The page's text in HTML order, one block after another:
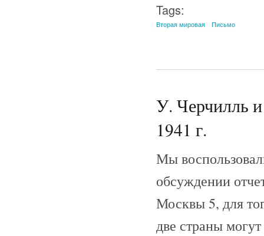
Tags:
Вторая мировая Письмо
У. Черчилль
1941 г.
Мы
обсуждении
Москвы 5, для
две страны